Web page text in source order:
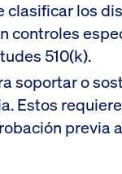
los
controles
510(k).
soportar o
Estos
previa